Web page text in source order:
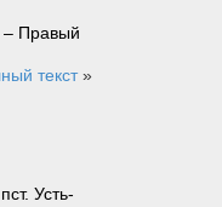
– Правый
текст»
Усть-